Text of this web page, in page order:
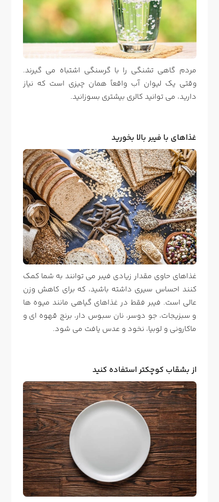
مردم گاهی تشنگی را با گرسنگی اشتباه می گیرند.
وقتی یک لیوان آب واقعاً همان چیزی است که نیاز
دارید، می توانید کالری بیشتری بسوزانید.
غذاهای با فیبر بالا بخورید
غذاهای حاوی مقدار زیادی فیبر می توانند به شما کمک
کنند احساس سیری داشته باشید، که برای کاهش وزن
عالی است. فیبر فقط در غذاهای گیاهی مانند میوه ها
و سبزیجات، جو دوسر، نان سبوس دار، برنج قهوه ای و
ماکارونی و لوبیا، نخود و عدس یافت می شود.
از بشقاب کوچکتر استفاده کنید